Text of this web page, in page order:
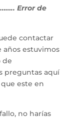
Error de
contactar
años estuvimos
de
preguntas aquí
este en
no harías